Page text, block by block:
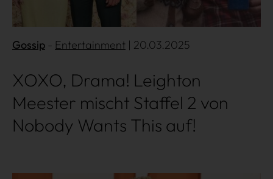
Gossip Entertainment | 20.03.2025
XOXO, Drama! Leighton
Meester mischt Staffel 2 von
Nobody Wants This auf!